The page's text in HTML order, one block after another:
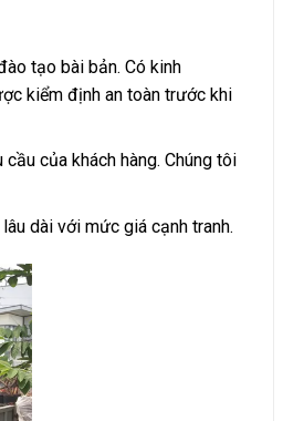
tạo bài bản. Có kinh
kiểm định an toàn trước khi
của khách hàng. Chúng tôi
dài với mức giá cạnh tranh.